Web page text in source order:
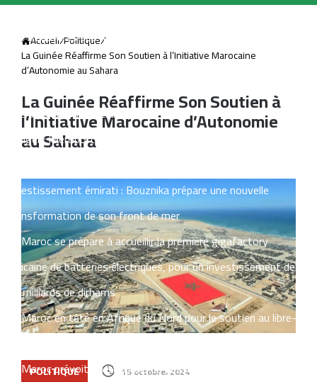
compétition internationale de recherche mathématique
Les transferts des Marocains d’Espagne dépassent 1,5 milliard
d’euros
opérations commerciales
Tanger : l’aéroport Ibn Battouta prépare son changement
Investissement émirati : Bouznika prépare une nouvelle
transformation de son front de mer
Le Maroc se prépare à accueillir la première gigafactory
africaine de batteries électriques, pour un investissement de
65 milliards de dirhams
Le Maroc en tête en Afrique du Nord pour le soutien au libre-
Le Maroc prévoit 36 stations de dessalement pour renforcer
Accueil/Politique/
La Guinée Réaffirme Son Soutien à l’Initiative Marocaine
d’Autonomie au Sahara
La Guinée Réaffirme Son Soutien à
l’Initiative Marocaine d’Autonomie
au Sahara
POLITIQUE 15 octobre، 2024